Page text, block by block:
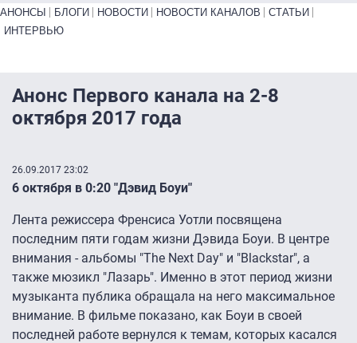
Primary links bottom
АНОНСЫ БЛОГИ НОВОСТИ НОВОСТИ КАНАЛОВ
СТАТЬИ
ИНТЕРВЬЮ
Анонс Первого канала на 2-8
октября 2017 года
26.09.2017 23:02
6 октября в 0:20 "Дэвид Боуи"
Лента режиссера Френсиса Уотли посвящена
последним пяти годам жизни Дэвида Боуи. В центре
внимания - альбомы "The Next Day" и "Blackstar", а
также мюзикл "Лазарь". Именно в этот период жизни
музыканта публика обращала на него максимальное
внимание. В фильме показано, как Боуи в своей
последней работе вернулся к темам, которых касался